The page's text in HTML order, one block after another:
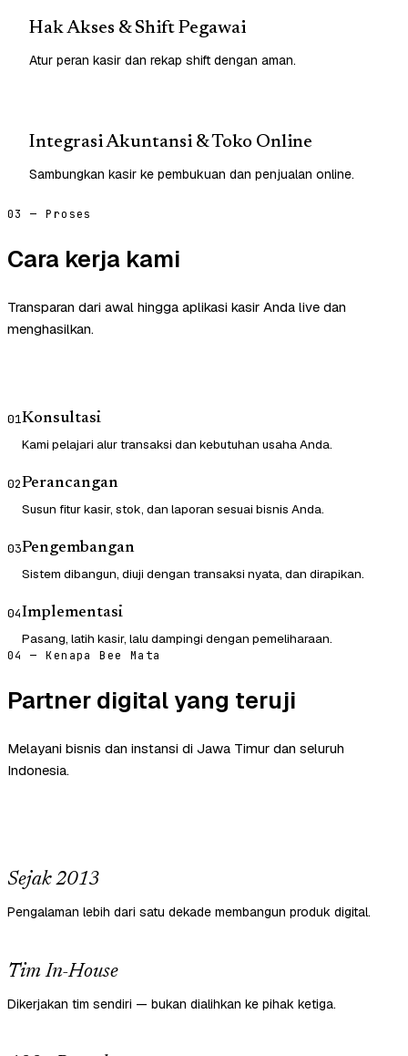
Hak Akses & Shift Pegawai
Atur peran kasir dan rekap shift dengan aman.
Integrasi Akuntansi & Toko Online
Sambungkan kasir ke pembukuan dan penjualan online.
03 — Proses
Cara kerja kami
Transparan dari awal hingga aplikasi kasir Anda live dan
menghasilkan.
01Konsultasi
Kami pelajari alur transaksi dan kebutuhan usaha Anda.
02Perancangan
Susun fitur kasir, stok, dan laporan sesuai bisnis Anda.
03Pengembangan
Sistem dibangun, diuji dengan transaksi nyata, dan dirapikan.
04Implementasi
Pasang, latih kasir, lalu dampingi dengan pemeliharaan.
04 — Kenapa Bee Mata
Partner digital yang teruji
Melayani bisnis dan instansi di Jawa Timur dan seluruh
Indonesia.
Sejak 2013
Pengalaman lebih dari satu dekade membangun produk digital.
Tim In-House
Dikerjakan tim sendiri — bukan dialihkan ke pihak ketiga.